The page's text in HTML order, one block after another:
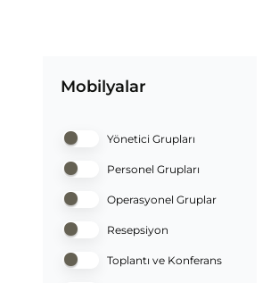
Mobilyalar
Yönetici Grupları
Personel Grupları
Operasyonel Gruplar
Resepsiyon
Toplantı ve Konferans